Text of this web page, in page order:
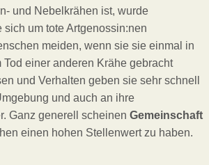
und Nebelkrähen ist, wurde
sich um tote Artgenossin:nen
meiden, wenn sie sie einmal in
einer anderen Krähe gebracht
und Verhalten geben sie sehr schnell
und auch an ihre
Ganz generell scheinen Gemeinschaft
einen hohen Stellenwert zu haben.